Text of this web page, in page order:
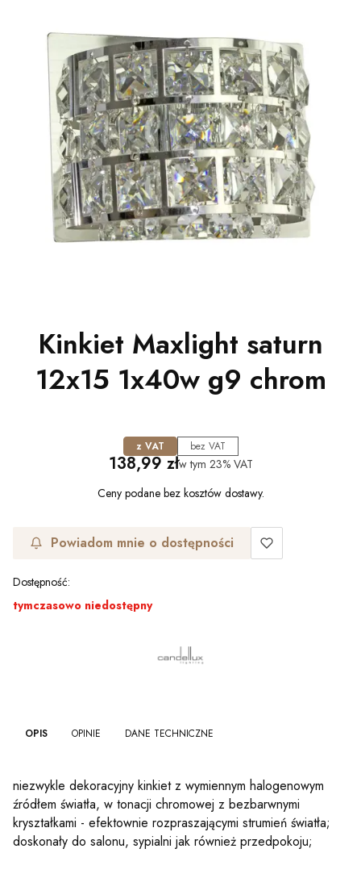
Kinkiet Maxlight saturn
12x15 1x40w g9 chrom
z VAT bez VAT
Cena
138,99 złw tym 23% VAT
Ceny podane bez kosztów dostawy.
Powiadom mnie o dostępności
Dostępność:
tymczasowo niedostępny
OPIS OPINIE DANE TECHNICZNE
niezwykle dekoracyjny kinkiet z wymiennym halogenowym
źródłem światła, w tonacji chromowej z bezbarwnymi
kryształkami - efektownie rozpraszającymi strumień światła;
doskonały do salonu, sypialni jak również przedpokoju;